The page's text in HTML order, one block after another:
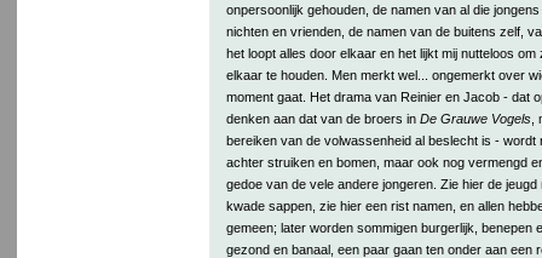
onpersoonlijk gehouden, de namen van al die
nichten en vrienden, de namen van de buitens zelf,
het loopt alles door elkaar en het lijkt mij nutteloos
elkaar te houden. Men merkt wel... ongemerkt over
moment gaat. Het drama van Reinier en Jacob - dat
denken aan dat van de broers in De Grauwe Vogels,
bereiken van de volwassenheid al beslecht is - wordt
achter struiken en bomen, maar ook nog vermengd
gedoe van de vele andere jongeren. Zie hier de
kwade sappen, zie hier een rist namen, en allen
gemeen; later worden sommigen burgerlijk, benepen
gezond en banaal, een paar gaan ten onder aan een